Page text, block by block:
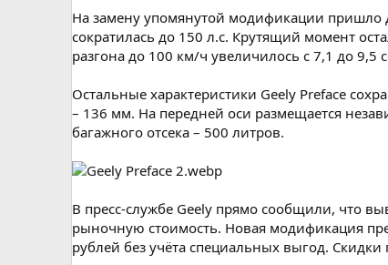
На замену упомянутой модификации
сократилась до 150 л.с. Крутящий момент
разгона до 100 км/ч увеличилось с 7,1 до 9,5
Остальные характеристики Geely Preface
– 136 мм. На передней оси размещается
багажного отсека – 500 литров.
В пресс-службе Geely прямо сообщили, что
рыночную стоимость. Новая модификация
рублей без учёта специальных выгод.